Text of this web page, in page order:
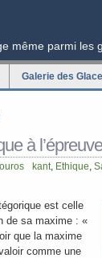
même parmi les
Galerie des
à
kant, Ethique,
est celle
de sa maxime : «
que la maxime
comme une